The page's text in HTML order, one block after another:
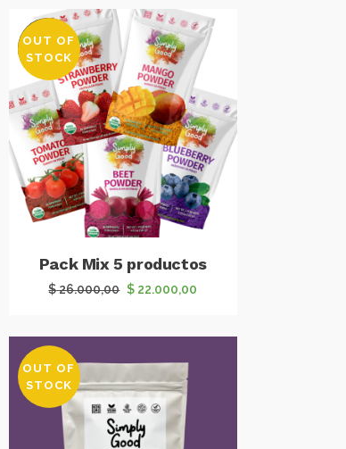
SALE
OUT OF
STOCK
Pack Mix 5 productos
$26.000,00 El
original
$ 26.000,00.
$ 22.000,00
actual
OUT OF
STOCK